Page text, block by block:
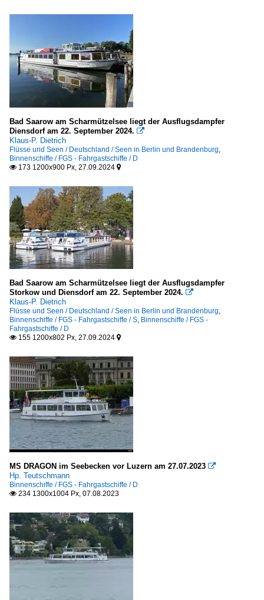
Oder und Neisse
Rhein
Frankreich
Seine und Nebenflüsse
Großbritannien
Themse
Rio Douro
Russland
Newa
Hallwilersee
Thunersee
Vierwaldstättersee
USA
sonstige
Kanäle
Deutschland
Elbe-Seitenkanal
Museen, Ausstellungen
Deutschland
Museumshafen Wolgast
2011
2012
2013
2014
2015
2016
2017
2020
2021
2022
2023
2025
2026
Bad Saarow am Scharmützelsee liegt der Ausflugsdampfer
Diensdorf am 22. September 2024. 
Klaus-P. Dietrich
Flüsse und Seen / Deutschland / Seen in Berlin und Brandenburg,
Binnenschiffe / FGS - Fahrgastschiffe / D
 173 1200x900 Px, 27.09.2024 
Bad Saarow am Scharmützelsee liegt der Ausflugsdampfer
Storkow und Diensdorf am 22. September 2024. 
Klaus-P. Dietrich
Flüsse und Seen / Deutschland / Seen in Berlin und Brandenburg,
Binnenschiffe / FGS - Fahrgastschiffe / S, Binnenschiffe / FGS -
Fahrgastschiffe / D
 155 1200x802 Px, 27.09.2024 
MS DRAGON im Seebecken vor Luzern am 27.07.2023 
Hp. Teutschmann
Binnenschiffe / FGS - Fahrgastschiffe / D
 234 1300x1004 Px, 07.08.2023